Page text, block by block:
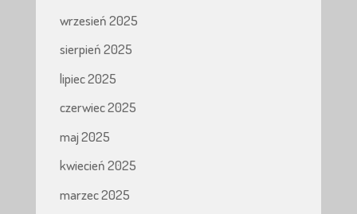
wrzesień 2025
sierpień 2025
lipiec 2025
czerwiec 2025
maj 2025
kwiecień 2025
marzec 2025